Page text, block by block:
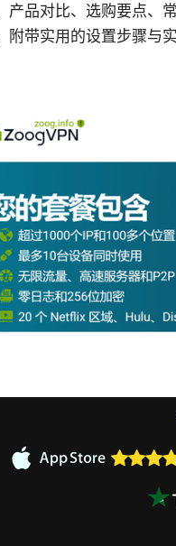
产品对比、选购要点、
附带实用的设置步骤与